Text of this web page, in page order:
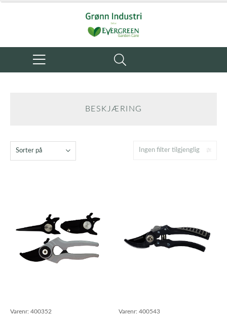
BESKJÆRING
Ingen filter tilgjenglig
Sorter på
Varenr: 400352 Varenr: 400543